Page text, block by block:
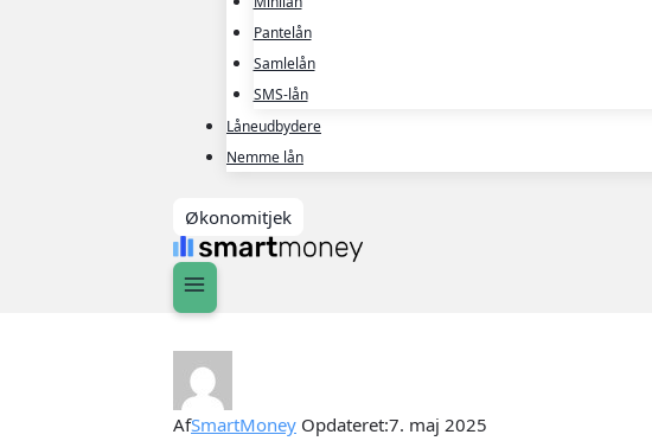
Pantelån
Samlelån
SMS-lån
Låneudbydere
Nemme lån
Økonomitjek
AfSmartMoney Opdateret:7. maj 2025